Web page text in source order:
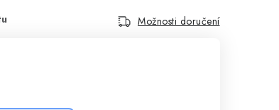
Možnosti doručení